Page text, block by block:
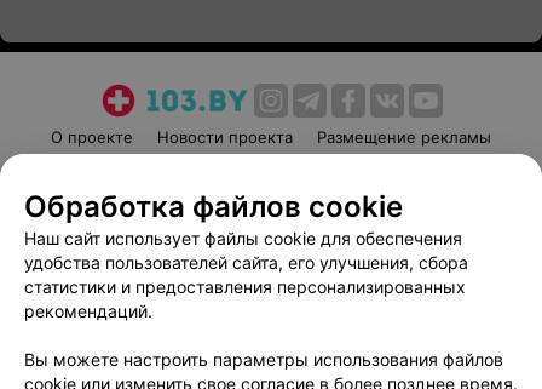
О проекте Новости проекта
Размещение рекламы
Пользовательское соглашение
Способы оплаты
Вакансии
Партнеры
Написать руководителю 103.by
Обработка персональных данных
Обработка файлов cookie
Наш сайт использует файлы cookie для обеспечения
удобства пользователей сайта, его улучшения, сбора
статистики и предоставления персонализированных
рекомендаций.
Вы можете настроить параметры использования файлов
cookie или изменить свое согласие в более позднее время.